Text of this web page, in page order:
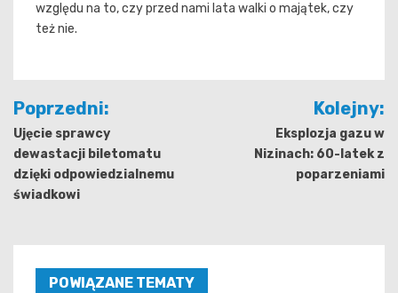
względu na to, czy przed nami lata walki o majątek, czy
też nie.
Nawigacja
wpisu
Poprzedni:
Ujęcie sprawcy
dewastacji biletomatu
dzięki odpowiedzialnemu
świadkowi
Kolejny:
Eksplozja gazu w
Nizinach: 60-latek z
poparzeniami
POWIĄZANE TEMATY